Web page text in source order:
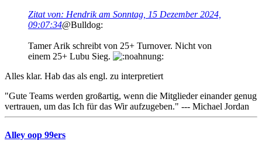
Zitat von: Hendrik am Sonntag, 15 Dezember 2024,
09:07:34@Bulldog:
Tamer Arik schreibt von 25+ Turnover. Nicht von
einem 25+ Lubu Sieg.
Alles klar. Hab das als engl. zu interpretiert
"Gute Teams werden großartig, wenn die Mitglieder einander genug
vertrauen, um das Ich für das Wir aufzugeben." --- Michael Jordan
Alley oop 99ers